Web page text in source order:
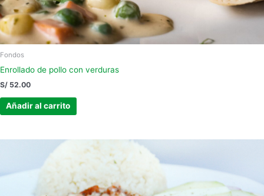
Fondos
Enrollado de pollo con verduras
S/ 52.00
Añadir al carrito
Este
producto
tiene
múltiples